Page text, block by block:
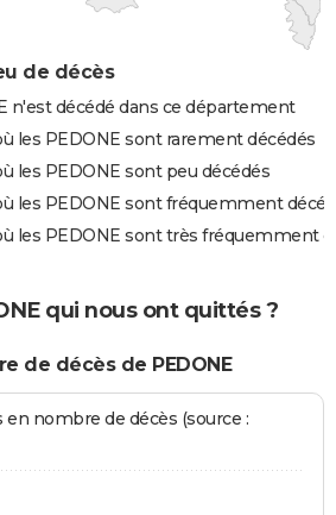
de décès
n'est décédé dans ce département
les PEDONE sont rarement décédés
les PEDONE sont peu décédés
les PEDONE sont fréquemment
les PEDONE sont très fréquemment
qui nous ont quittés ?
de décès de PEDONE
nombre de décès (source :